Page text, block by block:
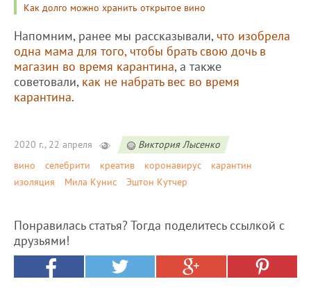
Как долго можно хранить открытое вино
Напомним, ранее мы рассказывали, что изобрела
одна мама для того, чтобы брать свою дочь в
магазин во время карантина, а также
советовали, как не набрать вес во время
карантина.
2020 г., 22 апреля
Виктория Лысенко
вино
селебрити креатив коронавирус
карантин
изоляция
Мила Кунис Эштон Кутчер
Понравилась статья? Тогда поделитесь ссылкой с
друзьями!